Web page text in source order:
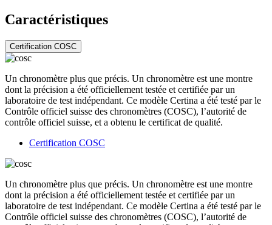
Caractéristiques
Certification COSC
Un chronomètre plus que précis. Un chronomètre est une montre
dont la précision a été officiellement testée et certifiée par un
laboratoire de test indépendant. Ce modèle Certina a été testé par le
Contrôle officiel suisse des chronomètres (COSC), l’autorité de
contrôle officiel suisse, et a obtenu le certificat de qualité.
Certification COSC
Un chronomètre plus que précis. Un chronomètre est une montre
dont la précision a été officiellement testée et certifiée par un
laboratoire de test indépendant. Ce modèle Certina a été testé par le
Contrôle officiel suisse des chronomètres (COSC), l’autorité de